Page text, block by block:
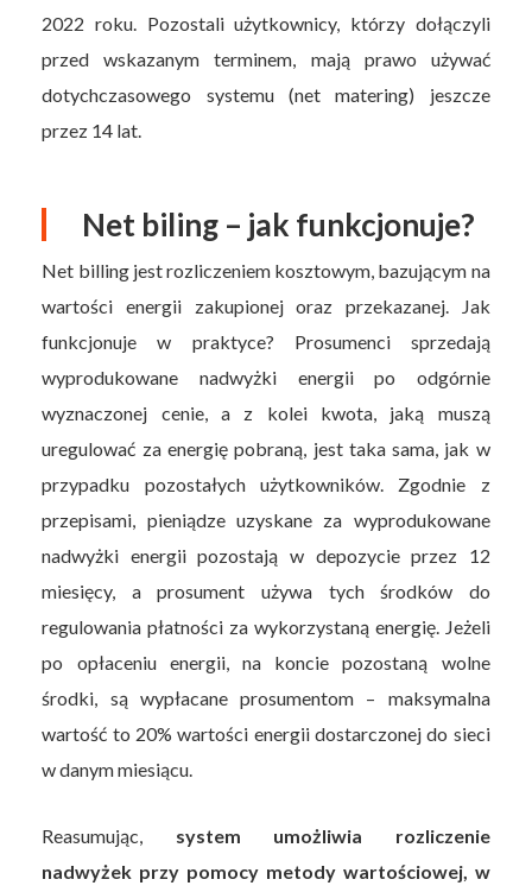
2022 roku. Pozostali użytkownicy, którzy dołączyli
przed wskazanym terminem, mają prawo używać
dotychczasowego systemu (net matering) jeszcze
przez 14 lat.
Net biling – jak funkcjonuje?
Net billing jest rozliczeniem kosztowym, bazującym na
wartości energii zakupionej oraz przekazanej. Jak
funkcjonuje w praktyce? Prosumenci sprzedają
wyprodukowane nadwyżki energii po odgórnie
wyznaczonej cenie, a z kolei kwota, jaką muszą
uregulować za energię pobraną, jest taka sama, jak w
przypadku pozostałych użytkowników. Zgodnie z
przepisami, pieniądze uzyskane za wyprodukowane
nadwyżki energii pozostają w depozycie przez 12
miesięcy, a prosument używa tych środków do
regulowania płatności za wykorzystaną energię. Jeżeli
po opłaceniu energii, na koncie pozostaną wolne
środki, są wypłacane prosumentom – maksymalna
wartość to 20% wartości energii dostarczonej do sieci
w danym miesiącu.
Reasumując, system umożliwia rozliczenie
nadwyżek przy pomocy metody wartościowej, w